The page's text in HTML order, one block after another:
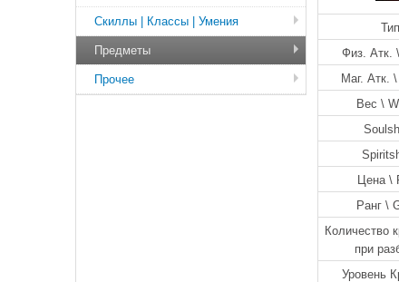
Тип
Физ. Атк.
Маг. Атк.
Вес \
Цена \
Ранг \
Количество
при
Уровень
Скиллы | Классы | Умения
Предметы
Прочее